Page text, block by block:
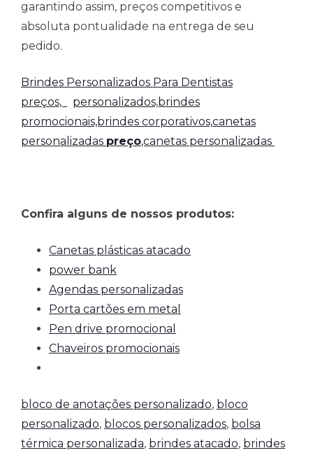
garantindo assim, preços competitivos e
absoluta pontualidade na entrega de seu
pedido.
Brindes Personalizados Para Dentistas
preços,
personalizados,brindes
promocionais,brindes corporativos,canetas
personalizadas preço,canetas personalizadas
Confira alguns de nossos produtos:
Canetas plásticas atacado
power bank
Agendas personalizadas
Porta cartões em metal
Pen drive promocional
Chaveiros promocionais
bloco de anotações personalizado, bloco
personalizado, blocos personalizados, bolsa
térmica personalizada, brindes atacado, brindes